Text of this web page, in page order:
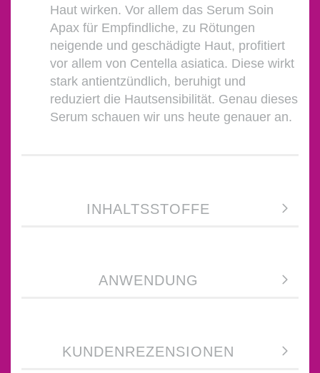
Haut wirken. Vor allem das Serum Soin
Apax für Empfindliche, zu Rötungen
neigende und geschädigte Haut, profitiert
vor allem von Centella asiatica. Diese wirkt
stark antientzündlich, beruhigt und
reduziert die Hautsensibilität. Genau dieses
Serum schauen wir uns heute genauer an.
INHALTSSTOFFE
ANWENDUNG
KUNDENREZENSIONEN